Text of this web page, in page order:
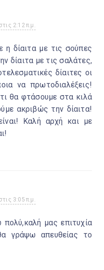
2:12 π.μ.
η δίαιτα με τις σούπες
δίαιτα με τις σαλάτες,
δίαιτες οι
να πρωτοδιαλέξεις!
θα φτάσουμε στα κιλά
ακριβώς την δίαιτα!
Καλή αρχή και με
3:05 π.μ.
μας επιτυχία
γράψω απευθείας το